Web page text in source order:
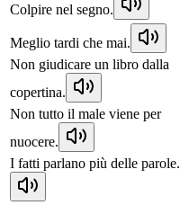
Colpire nel segno.
Meglio tardi che mai.
Non giudicare un libro dalla
copertina.
Non tutto il male viene per
nuocere.
I fatti parlano più delle parole.